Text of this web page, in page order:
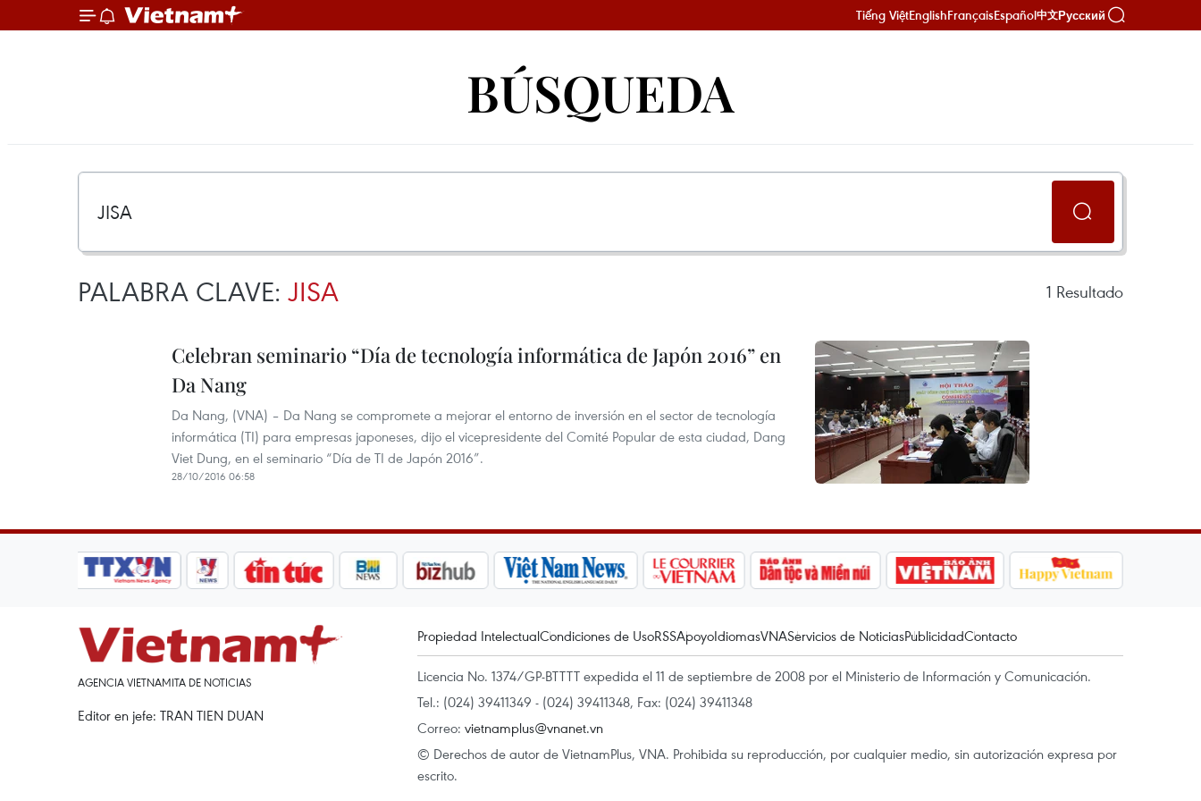
Tiếng ViệtEnglishFrançaisEspañol中文Русский
BÚSQUEDA
PALABRA CLAVE: JISA 1 Resultado
Celebran seminario “Día de tecnología informática de Japón 2016” en
Da Nang
Da Nang, (VNA) – Da Nang se compromete a mejorar el entorno de inversión en el sector de tecnología
informática (TI) para empresas japoneses, dijo el vicepresidente del Comité Popular de esta ciudad, Dang
Viet Dung, en el seminario “Día de TI de Japón 2016”.
28/10/2016 06:58
AGENCIA VIETNAMITA DE NOTICIAS
Editor en jefe: TRAN TIEN DUAN
Propiedad IntelectualCondiciones de UsoRSSApoyoIdiomasVNAServicios de NoticiasPublicidadContacto
Licencia No. 1374/GP-BTTTT expedida el 11 de septiembre de 2008 por el Ministerio de Información y Comunicación.
Tel.: (024) 39411349 - (024) 39411348, Fax: (024) 39411348
Correo: vietnamplus@vnanet.vn
© Derechos de autor de VietnamPlus, VNA. Prohibida su reproducción, por cualquier medio, sin autorización expresa por
escrito.